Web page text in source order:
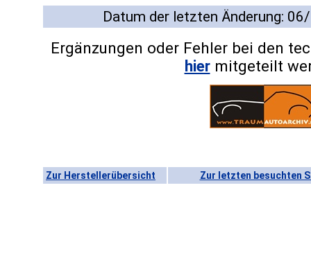
Datum der letzten Änderung:
Ergänzungen oder Fehler bei den
hiermitgeteilt
Zur Herstellerübersicht Zur letzten besuchten